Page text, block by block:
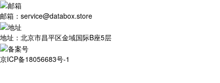
邮箱：service@databox.store
地址：北京市昌平区金域国际B座5层
京ICP备18056683号-1